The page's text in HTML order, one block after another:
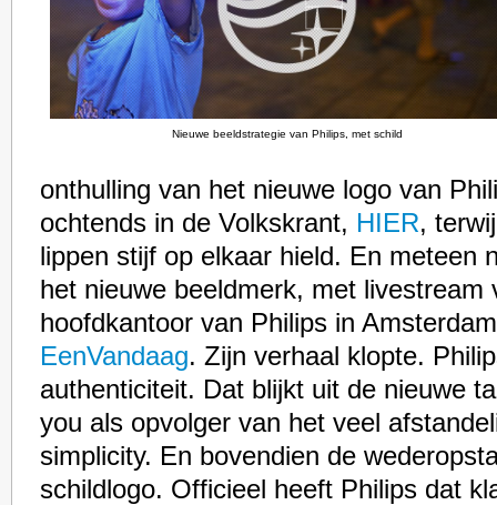
Nieuwe beeldstrategie van Philips, met schild
onthulling van het nieuwe logo van
ochtends in de Volkskrant, HIER,
lippen stijf op elkaar hield. En meteen
het nieuwe beeldmerk, met livestream
hoofdkantoor van Philips in
EenVandaag. Zijn verhaal klopte.
authenticiteit. Dat blijkt uit de nieuwe
you als opvolger van het veel
simplicity. En bovendien de
schildlogo. Officieel heeft Philips dat